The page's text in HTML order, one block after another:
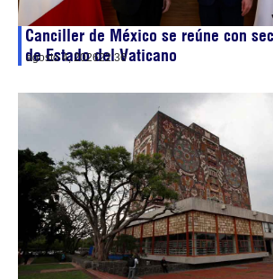
Canciller de México se reúne con
de Estado del Vaticano
agosto 4, 202622:36